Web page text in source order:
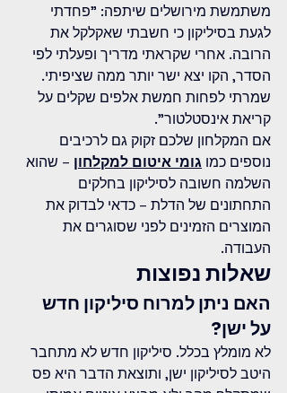
משתמשת מירושלים שיתפה: "פחדתי
לגעת בסיליקון כי חשבתי שאקלקל את
הרובה. אחרי שקראתי מדריך ופעלתי לפי
הסדר, הקו יצא ישר יותר ממה שציפיתי.
שמרתי לפחות חמשת אלפים שקלים על
קריאת אינסטלטור".
אם המקלחון שלכם זקוק גם לרכיבים
נוספים כמו גומי איטום למקלחון – שהוא
השלמה חשובה לסיליקון בחלקים
התחתונים של הדלת – כדאי לבדוק את
המוצרים הזמינים לפני שסוגרים את
העבודה.
שאלות נפוצות
האם ניתן למרוח סיליקון חדש
על ישן?
לא מומלץ בכלל. סיליקון חדש לא מתחבר
היטב לסיליקון ישן, ותוצאת הדבר היא פס